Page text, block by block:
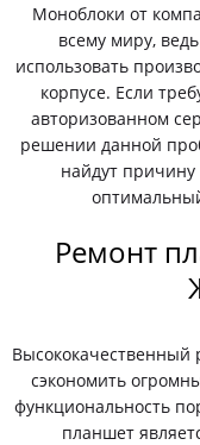
Моноблоки от
всему миру,
использовать
корпусе. Если
авторизованном
решении данной
найдут
Ремонт
Высококачественный
сэкономить
функциональность
планшет